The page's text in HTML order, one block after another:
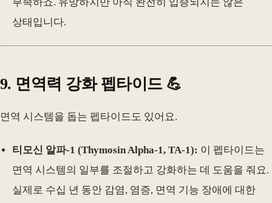
부족하죠. 유망하지만 아직 완전히 입증되지는 않은
상태입니다.
9. 면역력 강화 펩타이드 💪
면역 시스템을 돕는 펩타이드도 있어요.
티모신 알파-1 (Thymosin Alpha-1, TA-1): 이 펩타이드는
면역 시스템의 일부를 조절하고 강화하는 데 도움을 줘요.
실제로 수십 년 동안 감염, 염증, 면역 기능 장애에 대한